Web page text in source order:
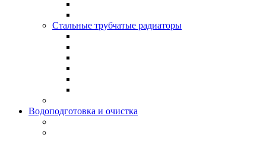
Стальные трубчатые радиаторы
Водоподготовка и очистка